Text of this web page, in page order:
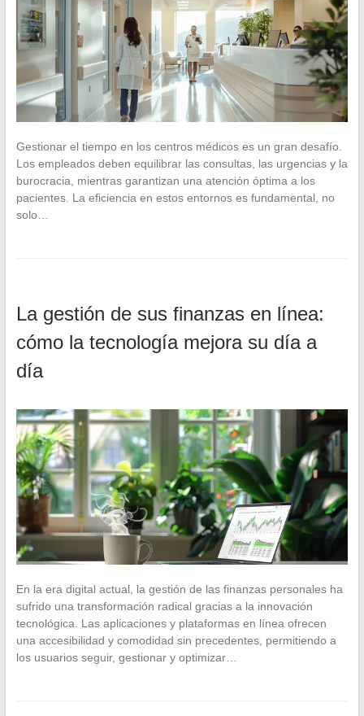
Gestionar el tiempo en los centros médicos es un gran desafío.
Los empleados deben equilibrar las consultas, las urgencias y la
burocracia, mientras garantizan una atención óptima a los
pacientes. La eficiencia en estos entornos es fundamental, no
solo…
La gestión de sus finanzas en línea:
cómo la tecnología mejora su día a
día
En la era digital actual, la gestión de las finanzas personales ha
sufrido una transformación radical gracias a la innovación
tecnológica. Las aplicaciones y plataformas en línea ofrecen
una accesibilidad y comodidad sin precedentes, permitiendo a
los usuarios seguir, gestionar y optimizar…